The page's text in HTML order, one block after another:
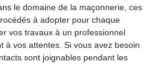
le domaine de la maçonnerie, ces
à adopter pour chaque
vos travaux à un professionnel
à vos attentes. Si vous avez besoin
sont joignables pendant les